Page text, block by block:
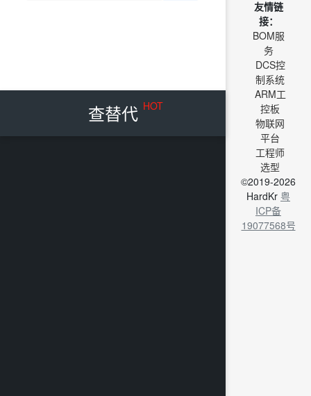
查替代 HOT
友情链
接：
BOM服
务
DCS控
制系统
ARM工
控板
物联网
平台
工程师
选型
©2019-2026
HardKr 粤
ICP备
19077568号